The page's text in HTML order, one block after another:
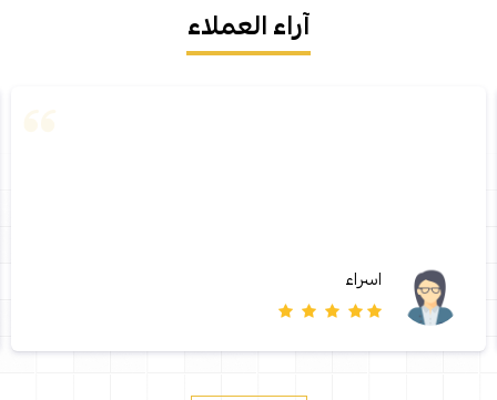
آراء العملاء
اسراء